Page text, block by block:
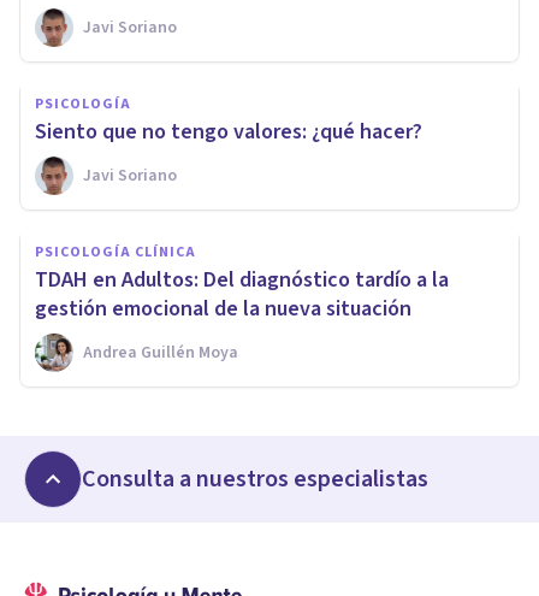
Javi Soriano
PSICOLOGÍA
Siento que no tengo valores: ¿qué hacer?
Javi Soriano
PSICOLOGÍA CLÍNICA
TDAH en Adultos: Del diagnóstico tardío a la
gestión emocional de la nueva situación
Andrea Guillén Moya
Consulta a nuestros especialistas